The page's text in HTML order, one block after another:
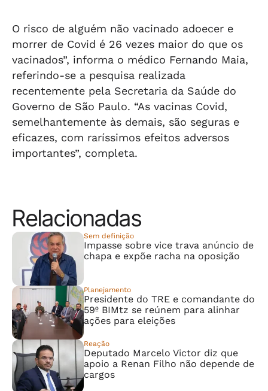
O risco de alguém não vacinado adoecer e
morrer de Covid é 26 vezes maior do que os
vacinados”, informa o médico Fernando Maia,
referindo-se a pesquisa realizada
recentemente pela Secretaria da Saúde do
Governo de São Paulo. “As vacinas Covid,
semelhantemente às demais, são seguras e
eficazes, com raríssimos efeitos adversos
importantes”, completa.
Relacionadas
Sem definição
Impasse sobre vice trava anúncio de
chapa e expõe racha na oposição
Planejamento
Presidente do TRE e comandante do
59º BIMtz se reúnem para alinhar
ações para eleições
Reação
Deputado Marcelo Victor diz que
apoio a Renan Filho não depende de
cargos